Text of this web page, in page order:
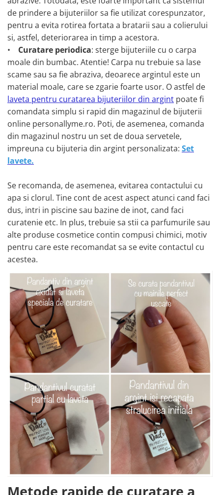
de prindere a bijuteriilor sa fie utilizat corespunzator,
pentru a evita rotirea fortata a bratarii sau a colierului
si, astfel, deteriorarea in timp a acestora.
• Curatare periodica: sterge bijuteriile cu o carpa
moale din bumbac. Atentie! Carpa nu trebuie sa lase
scame sau sa fie abraziva, deoarece argintul este un
material moale, care se zgarie foarte usor. O astfel de
laveta pentru curatarea bijuteriilor din argint poate fi
comandata simplu si rapid din magazinul de bijuterii
online personallyme.ro. Poti, de asemenea, comanda
din magazinul nostru un set de doua servetele,
impreuna cu bijuteria din argint personalizata: Set
lavete.
Se recomanda, de asemenea, evitarea contactului cu
apa si clorul. Tine cont de acest aspect atunci cand faci
dus, intri in piscine sau bazine de inot, cand faci
curatenie etc. In plus, trebuie sa stii ca parfumurile sau
alte produse cosmetice contin compusi chimici, motiv
pentru care este recomandat sa se evite contactul cu
acestea.